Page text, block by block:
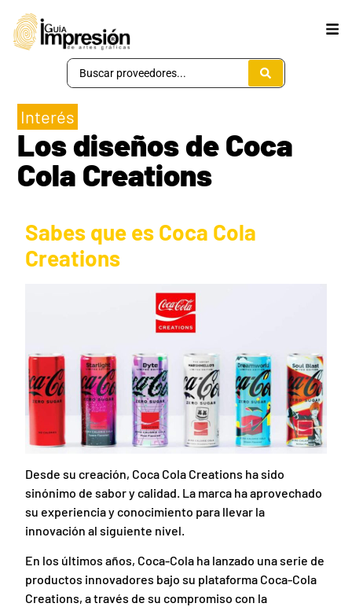
Interés
Los diseños de Coca
Cola Creations
Sabes que es Coca Cola
Creations
Desde su creación, Coca Cola Creations ha sido
sinónimo de sabor y calidad. La marca ha aprovechado
su experiencia y conocimiento para llevar la
innovación al siguiente nivel.
En los últimos años, Coca-Cola ha lanzado una serie de
productos innovadores bajo su plataforma Coca-Cola
Creations, a través de su compromiso con la